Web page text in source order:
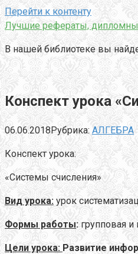
Перейти к контенту
Лучшие рефераты,
В нашей библиотеке вы
Конспект урока
06.06.2018Рубрика: АЛГЕБРА
Конспект урока:
«Системы счисления»
Вид урока: урок
Формы работы: групповая и
Цели урока: Развитие